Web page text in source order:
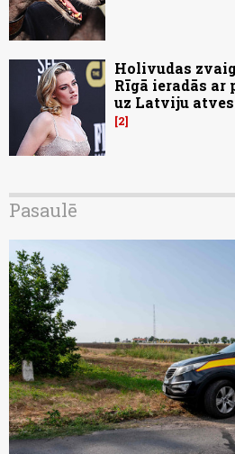
Holivudas
Rīgā ieradās
uz Latviju
2
Pasaulē